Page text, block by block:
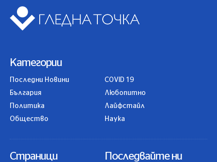
Категории
Последни Новини
България
Политика
Общество
COVID 19
Любопитно
Лайфстайл
Наука
Страници Последвайте ни